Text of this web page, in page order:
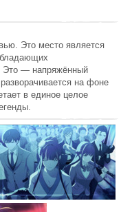
Это место является
Это — напряжённый
на фоне
в единое целое